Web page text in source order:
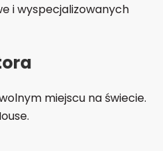
i wyspecjalizowanych
miejscu na świecie.